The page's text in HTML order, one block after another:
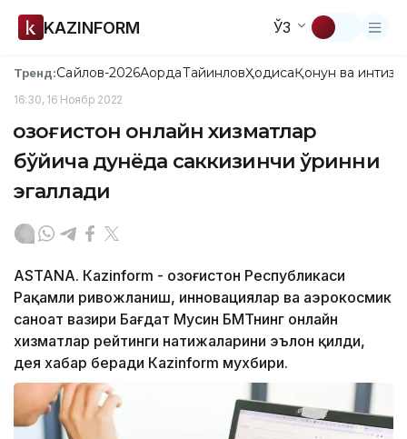
KAZINFORM ЎЗ
Тренд:Сайлов-2026АқордаТайинловҲодисаҚонун ва
16:30, 16 Ноябр 2022
Қозоғистон онлайн хизматлар
бўйича дунёда саккизинчи ўринни
эгаллади
ASTANA. Кazinform - Қозоғистон Республикаси
Рақамли ривожланиш, инновациялар ва аэрокосмик
саноат вазири Бағдат Мусин БМТнинг онлайн
хизматлар рейтинги натижаларини эълон қилди,
дея хабар беради Кazinform мухбири.